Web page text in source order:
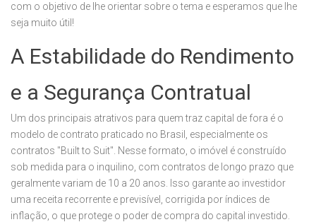
com o objetivo de lhe orientar sobre o tema e esperamos que lhe
seja muito útil!
A Estabilidade do Rendimento
e a Segurança Contratual
Um dos principais atrativos para quem traz capital de fora é o
modelo de contrato praticado no Brasil, especialmente os
contratos "Built to Suit". Nesse formato, o imóvel é construído
sob medida para o inquilino, com contratos de longo prazo que
geralmente variam de 10 a 20 anos. Isso garante ao investidor
uma receita recorrente e previsível, corrigida por índices de
inflação, o que protege o poder de compra do capital investido.